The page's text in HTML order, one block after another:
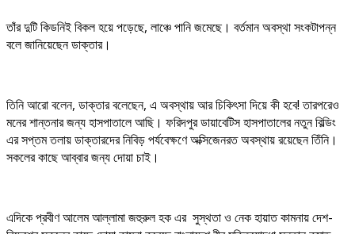
তাঁর দুটি কিডনিই বিকল হয়ে পড়েছে, লাঞ্চে পানি জমেছে। বর্তমান অবস্থা সংকটাপন্ন
বলে জানিয়েছেন ডাক্তার।
তিনি আরো বলেন, ডাক্তার বলেছেন, এ অবস্থায় আর চিকিৎসা দিয়ে কী হবে! তারপরেও
মনের শান্তনার জন্য হাসপাতালে আছি। ফরিদপুর ডায়াবেটিস হাসপাতালের নতুন বিল্ডিং
এর সপ্তম তলায় ডাক্তারদের নিবিড় পর্যবেক্ষণে অক্সিজেনরত অবস্থায় রয়েছেন তিঁনি।
সকলের কাছে আব্বার জন্য দোয়া চাই।
এদিকে প্রবীণ আলেম আল্লামা জহুরুল হক এর সুস্থতা ও নেক হায়াত কামনায় দেশ-